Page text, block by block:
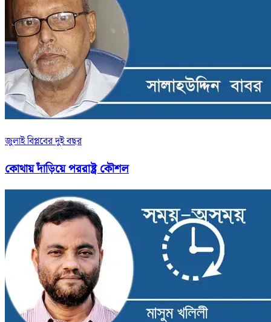
জুলাই বিপ্লবের দুই বছর
কোথায় দাঁড়িয়ে পররাষ্ট্র কৌশল